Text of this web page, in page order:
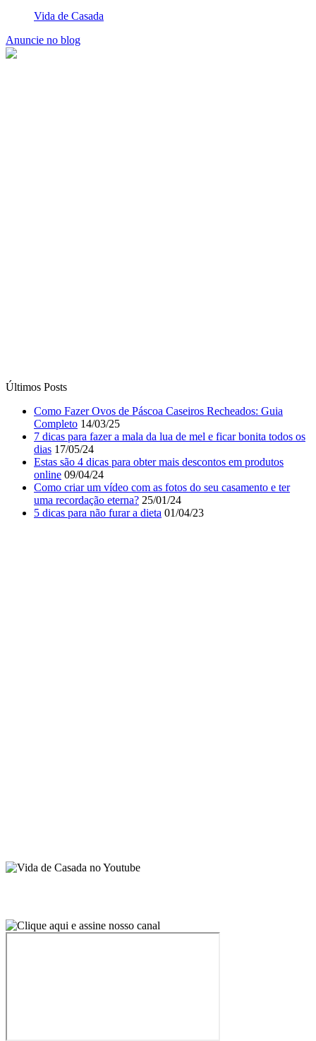
Vida de Casada
Anuncie no blog
Últimos Posts
Como Fazer Ovos de Páscoa Caseiros Recheados: Guia
Completo 14/03/25
7 dicas para fazer a mala da lua de mel e ficar bonita todos os
dias 17/05/24
Estas são 4 dicas para obter mais descontos em produtos
online 09/04/24
Como criar um vídeo com as fotos do seu casamento e ter
uma recordação eterna? 25/01/24
5 dicas para não furar a dieta 01/04/23